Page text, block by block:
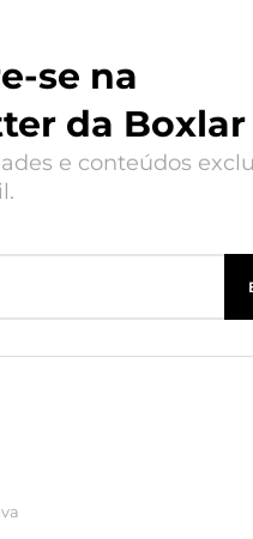
se na
da Boxlar
e conteúdos